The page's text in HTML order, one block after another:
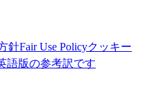
針Fair Use Policyクッキー
語版の参考訳です